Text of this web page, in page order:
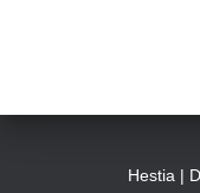
Hestia |